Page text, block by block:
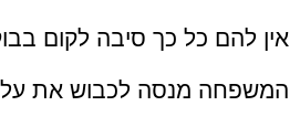
אין להם כל כך סיבה לקום
המשפחה מנסה לכבוש את